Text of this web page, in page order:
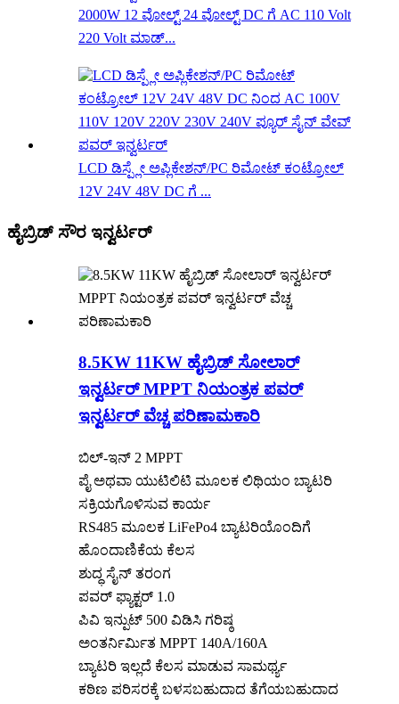
2000W 12 ವೋಲ್ಟ್ 24 ವೋಲ್ಟ್ DC ಗೆ AC 110 Volt
220 Volt ಮಾಡ್...
LCD ಡಿಸ್ಪ್ಲೇ ಅಪ್ಲಿಕೇಶನ್/PC ರಿಮೋಟ್ ಕಂಟ್ರೋಲ್
12V 24V 48V DC ಗೆ ...
ಹೈಬ್ರಿಡ್ ಸೌರ ಇನ್ವರ್ಟರ್
8.5KW 11KW ಹೈಬ್ರಿಡ್ ಸೋಲಾರ್
ಇನ್ವರ್ಟರ್ MPPT ನಿಯಂತ್ರಕ ಪವರ್
ಇನ್ವರ್ಟರ್ ವೆಚ್ಚ ಪರಿಣಾಮಕಾರಿ
ಬಿಲ್-ಇನ್ 2 MPPT
ಪೈ ಅಥವಾ ಯುಟಿಲಿಟಿ ಮೂಲಕ ಲಿಥಿಯಂ ಬ್ಯಾಟರಿ
ಸಕ್ರಿಯಗೊಳಿಸುವ ಕಾರ್ಯ
RS485 ಮೂಲಕ LiFePo4 ಬ್ಯಾಟರಿಯೊಂದಿಗೆ
ಹೊಂದಾಣಿಕೆಯ ಕೆಲಸ
ಶುದ್ಧ ಸೈನ್ ತರಂಗ
ಪವರ್ ಫ್ಯಾಕ್ಟರ್ 1.0
ಪಿವಿ ಇನ್ಪುಟ್ 500 ವಿಡಿಸಿ ಗರಿಷ್ಠ
ಅಂತರ್ನಿರ್ಮಿತ MPPT 140A/160A
ಬ್ಯಾಟರಿ ಇಲ್ಲದೆ ಕೆಲಸ ಮಾಡುವ ಸಾಮರ್ಥ್ಯ
ಕಠಿಣ ಪರಿಸರಕ್ಕೆ ಬಳಸಬಹುದಾದ ತೆಗೆಯಬಹುದಾದ